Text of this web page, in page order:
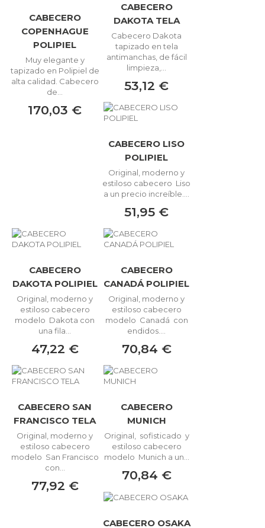
CABECERO
COPENHAGUE
POLIPIEL
Muy elegante y
tapizado en Polipiel de
alta calidad. Cabecero
de...
170,03 €
CABECERO
DAKOTA TELA
Cabecero Dakota
tapizado en tela
antimanchas, de fácil
limpieza,...
53,12 €
CABECERO LISO
POLIPIEL
Original, moderno y
estiloso cabecero Liso
a un precio increíble....
51,95 €
CABECERO
DAKOTA POLIPIEL
Original, moderno y
estiloso cabecero
modelo Dakota con
una fila...
47,22 €
CABECERO
CANADÁ POLIPIEL
Original, moderno y
estiloso cabecero
modelo Canadá con
endidos....
70,84 €
CABECERO SAN
FRANCISCO TELA
Original, moderno y
estiloso cabecero
modelo San Francisco
con...
77,92 €
CABECERO
MUNICH
Original, sofisticado y
estiloso cabecero
modelo Munich a un...
70,84 €
CABECERO OSAKA